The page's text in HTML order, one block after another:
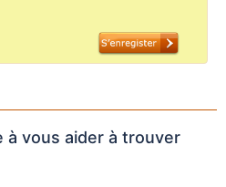
à vous aider à trouver